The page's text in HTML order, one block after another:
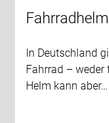
In Deutschland
Fahrrad – weder
Helm kann aber…